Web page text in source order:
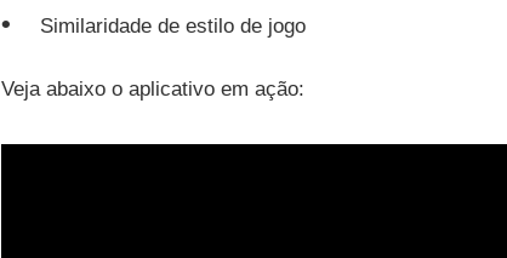
Similaridade de estilo de jogo
Veja abaixo o aplicativo em ação: